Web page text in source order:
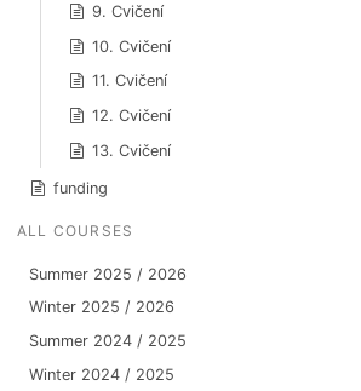
9. Cvičení
10. Cvičení
11. Cvičení
12. Cvičení
13. Cvičení
funding
ALL COURSES
Summer 2025 / 2026
Winter 2025 / 2026
Summer 2024 / 2025
Winter 2024 / 2025